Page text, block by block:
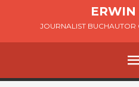
ERWIN
JOURNALIST BUCHAUTOR